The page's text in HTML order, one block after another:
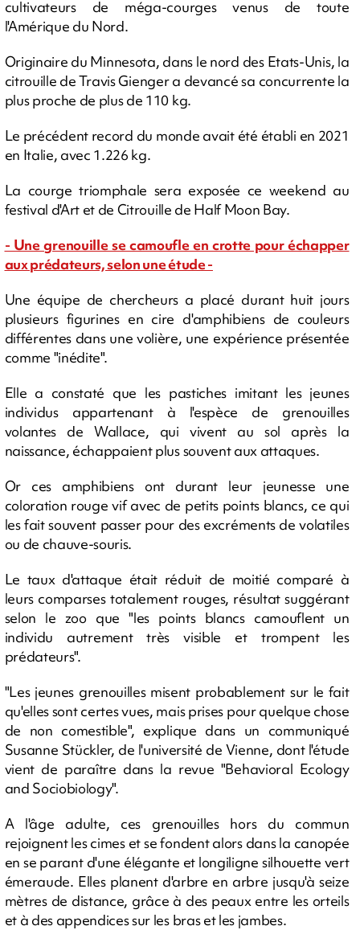
cultivateurs de méga-courges venus de toute
l'Amérique du Nord.
Originaire du Minnesota, dans le nord des Etats-Unis, la
citrouille de Travis Gienger a devancé sa concurrente la
plus proche de plus de 110 kg.
Le précédent record du monde avait été établi en 2021
en Italie, avec 1.226 kg.
La courge triomphale sera exposée ce weekend au
festival d'Art et de Citrouille de Half Moon Bay.
- Une grenouille se camoufle en crotte pour échapper
aux prédateurs, selon une étude -
Une équipe de chercheurs a placé durant huit jours
plusieurs figurines en cire d'amphibiens de couleurs
différentes dans une volière, une expérience présentée
comme "inédite".
Elle a constaté que les pastiches imitant les jeunes
individus appartenant à l'espèce de grenouilles
volantes de Wallace, qui vivent au sol après la
naissance, échappaient plus souvent aux attaques.
Or ces amphibiens ont durant leur jeunesse une
coloration rouge vif avec de petits points blancs, ce qui
les fait souvent passer pour des excréments de volatiles
ou de chauve-souris.
Le taux d'attaque était réduit de moitié comparé à
leurs comparses totalement rouges, résultat suggérant
selon le zoo que "les points blancs camouflent un
individu autrement très visible et trompent les
prédateurs".
"Les jeunes grenouilles misent probablement sur le fait
qu'elles sont certes vues, mais prises pour quelque chose
de non comestible", explique dans un communiqué
Susanne Stückler, de l'université de Vienne, dont l'étude
vient de paraître dans la revue "Behavioral Ecology
and Sociobiology".
A l'âge adulte, ces grenouilles hors du commun
rejoignent les cimes et se fondent alors dans la canopée
en se parant d'une élégante et longiligne silhouette vert
émeraude. Elles planent d'arbre en arbre jusqu'à seize
mètres de distance, grâce à des peaux entre les orteils
et à des appendices sur les bras et les jambes.